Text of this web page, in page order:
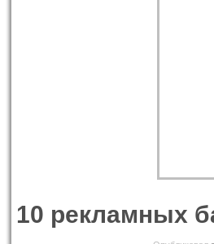
10 рекламных